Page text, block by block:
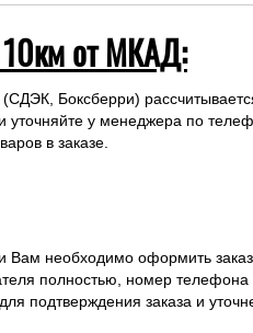
от МКАД:
Боксберри)
уточняйте у менеджера по
в заказе.
Вам необходимо оформить
полностью, номер телефона
подтверждения заказа и